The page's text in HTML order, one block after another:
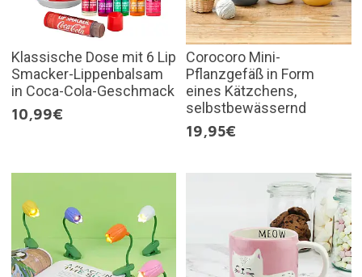
Klassische Dose mit 6 Lip
Smacker-Lippenbalsam
in Coca-Cola-Geschmack
10,99€
Corocoro Mini-
Pflanzgefäß in Form
eines Kätzchens,
selbstbewässernd
19,95€